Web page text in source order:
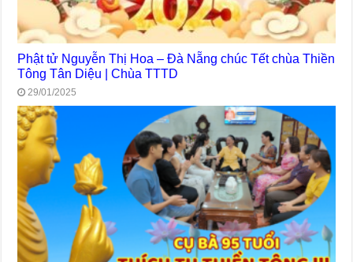
Phật tử Nguyễn Thị Hoa – Đà Nẵng chúc Tết chùa Thiền
Tông Tân Diệu | Chùa TTTD
29/01/2025